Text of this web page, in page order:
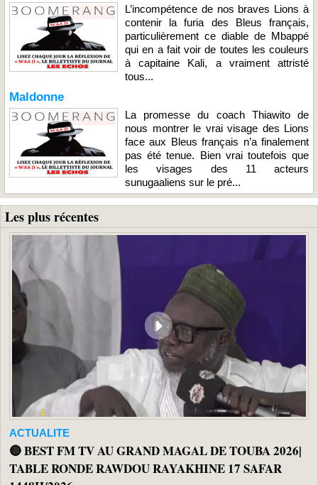
L’incompétence de nos braves Lions à
contenir la furia des Bleus français,
particulièrement ce diable de Mbappé
qui en a fait voir de toutes les couleurs
à capitaine Kali, a vraiment attristé
tous...
Maldonne
La promesse du coach Thiawito de
nous montrer le vrai visage des Lions
face aux Bleus français n’a finalement
pas été tenue. Bien vrai toutefois que
les visages des 11 acteurs
sunugaaliens sur le pré...
Les plus récentes
ACTUALITE
🔴 BEST FM TV AU GRAND MAGAL DE TOUBA 2026|
TABLE RONDE RAWDOU RAYAKHINE 17 SAFAR